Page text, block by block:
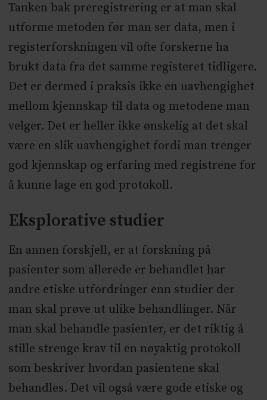
Tanken bak preregistrering er at man skal
utforme metoden før man ser data, men i
registerforskningen vil ofte forskerne ha
brukt data fra det samme registeret tidligere.
Det er dermed i praksis ikke en uavhengighet
mellom kjennskap til data og metodene man
velger. Det er heller ikke ønskelig at det skal
være en slik uavhengighet fordi man trenger
god kjennskap og erfaring med registrene for
å kunne lage en god protokoll.
Eksplorative studier
En annen forskjell, er at forskning på
pasienter som allerede er behandlet har
andre etiske utfordringer enn studier der
man skal prøve ut ulike behandlinger. Når
man skal behandle pasienter, er det riktig å
stille strenge krav til en nøyaktig protokoll
som beskriver hvordan pasientene skal
behandles. Det vil også være gode etiske og